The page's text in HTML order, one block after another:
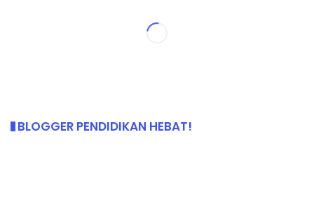
BLOGGER PENDIDIKAN HEBAT!